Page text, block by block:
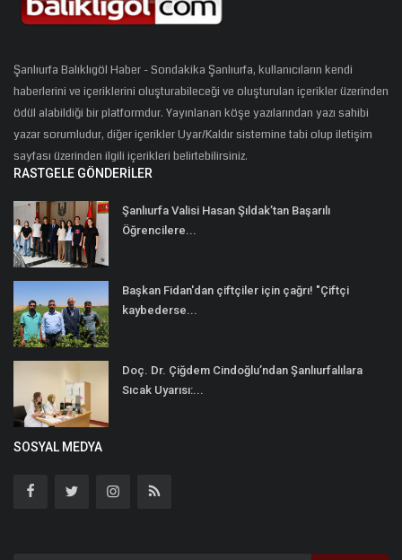
Şanlıurfa Balıklıgöl Haber - Sondakika Şanlıurfa, kullanıcıların kendi
haberlerini ve içeriklerini oluşturabileceği ve oluşturulan içerikler üzerinden
ödül alabildiği bir platformdur. Yayınlanan köşe yazılarından yazı sahibi
yazar sorumludur, diğer içerikler Uyar/Kaldır sistemine tabi olup iletişim
sayfası üzerinden ilgili içerikleri belirtebilirsiniz.
RASTGELE GÖNDERILER
Şanlıurfa Valisi Hasan Şıldak’tan Başarılı
Öğrencilere...
Başkan Fidan'dan çiftçiler için çağrı! "Çiftçi
kaybederse...
Doç. Dr. Çiğdem Cindoğlu’ndan Şanlıurfalılara
Sıcak Uyarısı:...
SOSYAL MEDYA